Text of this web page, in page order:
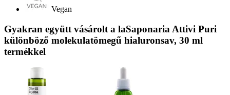
Vegan
Gyakran együtt vásárolt a laSaponaria Attivi Puri
különböző molekulatömegű hialuronsav, 30 ml
termékkel